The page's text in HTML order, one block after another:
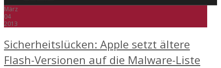
März
04
2013
Sicherheitslücken: Apple setzt ältere
Flash-Versionen auf die Malware-Liste